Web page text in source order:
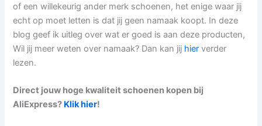
of een willekeurig ander merk schoenen, het enige waar jij
echt op moet letten is dat jij geen namaak koopt. In deze
blog geef ik uitleg over wat er goed is aan deze producten,
Wil jij meer weten over namaak? Dan kan jij hier verder
lezen.
Direct jouw hoge kwaliteit schoenen kopen bij
AliExpress? Klik hier!